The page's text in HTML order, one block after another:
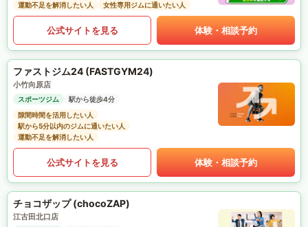
運動不足を解消したい人
女性専用ジムに通いたい人
公式サイトを見る 体験・相談予約
ファストジム24 (FASTGYM24)
小竹向原店
スポーツジム
駅から徒歩4分
隙間時間を活用したい人
駅から5分以内のジムに通いたい人
運動不足を解消したい人
公式サイトを見る 体験・相談予約
チョコザップ (chocoZAP)
江古田北口店